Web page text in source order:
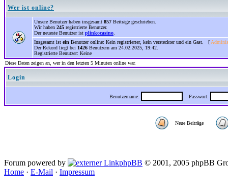
Wer ist online?
Unsere Benutzer haben insgesamt 857 Beiträge geschrieben.
Wir haben 245 registrierte Benutzer.
Der neueste Benutzer ist plinkocasino
Insgesamt ist ein Benutzer online: Kein registrierter, kein versteckter und ein Gast. [
Der Rekord liegt bei 1426 Benutzern am 24.02.2025, 19:42.
Registrierte Benutzer: Keine
Diese Daten zeigen an, wer in den letzten 5 Minuten online war.
Login
Benutzername: Passwort:
Neue Beiträge
Forum powered by phpBB © 2001, 2005 phpBB
Home · E-Mail · Impressum